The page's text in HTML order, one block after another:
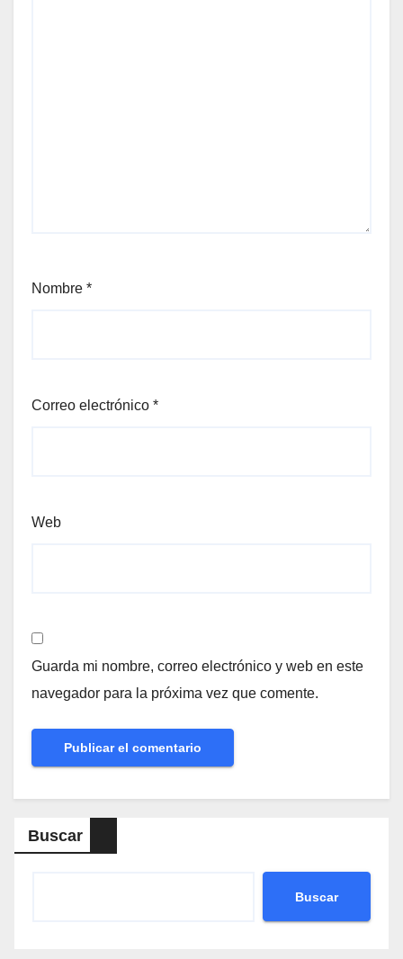
Nombre *
Correo electrónico *
Web
Guarda mi nombre, correo electrónico y web en este
navegador para la próxima vez que comente.
Buscar
Buscar